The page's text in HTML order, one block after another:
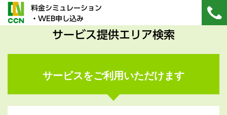
料金シミュレーション
・WEB申し込み
サービス提供エリア検索
サービスをご利用いただけます